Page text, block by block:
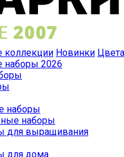
коллекции Новинки Цвета
наборы 2026
наборы
наборы
для выращивания
для дома